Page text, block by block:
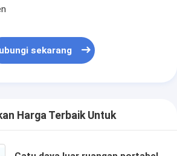
sekarang
Harga Terbaik Untuk